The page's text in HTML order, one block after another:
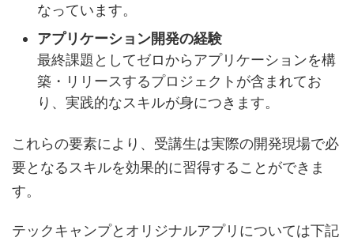
なっています。
アプリケーション開発の経験
最終課題としてゼロからアプリケーションを構
築・リリースするプロジェクトが含まれてお
り、実践的なスキルが身につきます。
これらの要素により、受講生は実際の開発現場で必
要となるスキルを効果的に習得することができま
す。
テックキャンプとオリジナルアプリについては下記